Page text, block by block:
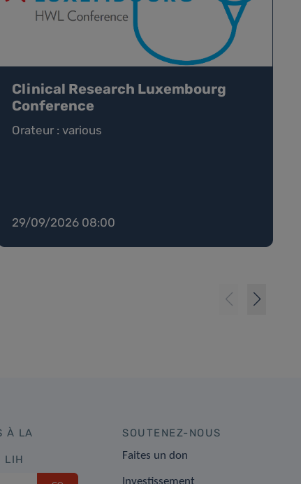
Clinical Research Luxembourg
Conference
Orateur : various
29/09/2026 08:00
À LA
LIH
SOUTENEZ-NOUS
Faites un don
Investissement